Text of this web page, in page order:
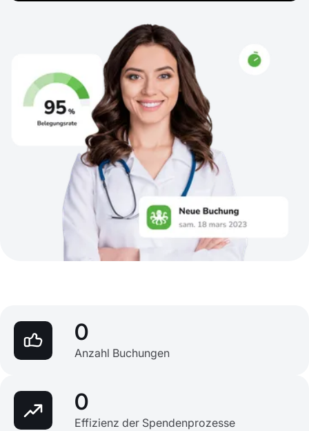
0
Anzahl Buchungen
0
Effizienz der Spendenprozesse